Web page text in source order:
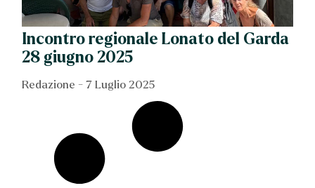
Incontro regionale Lonato del Garda
28 giugno 2025
Redazione 7 Luglio 2025